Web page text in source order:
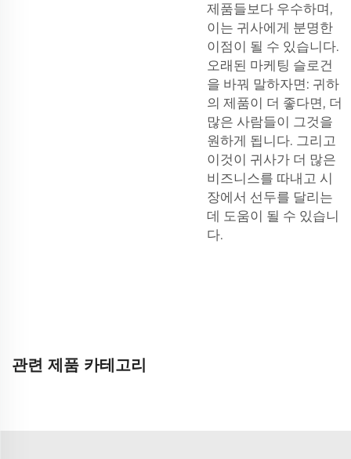
제품들보다 우수하며,
이는 귀사에게 분명한
이점이 될 수 있습니다.
오래된 마케팅 슬로건
을 바꿔 말하자면: 귀하
의 제품이 더 좋다면, 더
많은 사람들이 그것을
원하게 됩니다. 그리고
이것이 귀사가 더 많은
비즈니스를 따내고 시
장에서 선두를 달리는
데 도움이 될 수 있습니
다.
관련 제품 카테고리